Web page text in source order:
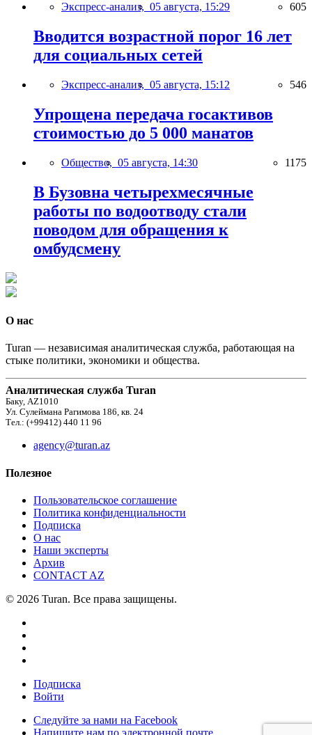
Экспресс-анализ, 05 августа, 15:29 605
Вводится возрастной порог 16 лет
для социальных сетей
Экспресс-анализ, 05 августа, 15:12 546
Упрощена передача госактивов
стоимостью до 5 000 манатов
Общество, 05 августа, 14:30 1175
В Бузовна четырехмесячные
работы по водоотводу стали
поводом для обращения к
омбудсмену
О нас
Turan — независимая аналитическая служба, работающая на
стыке политики, экономики и общества.
Аналитическая служба Turan
Баку, AZ1010
Ул. Сулеймана Рагимова 186, кв. 24
Тел.: (+99412) 440 11 96
agency@turan.az
Полезное
Пользовательское соглашение
Политика конфиденциальности
Подписка
О нас
Наши эксперты
Архив
CONTACT AZ
© 2026 Turan. Все права защищены.
Подписка
Войти
Следуйте за нами на Facebook
Напишите нам по электронной почте